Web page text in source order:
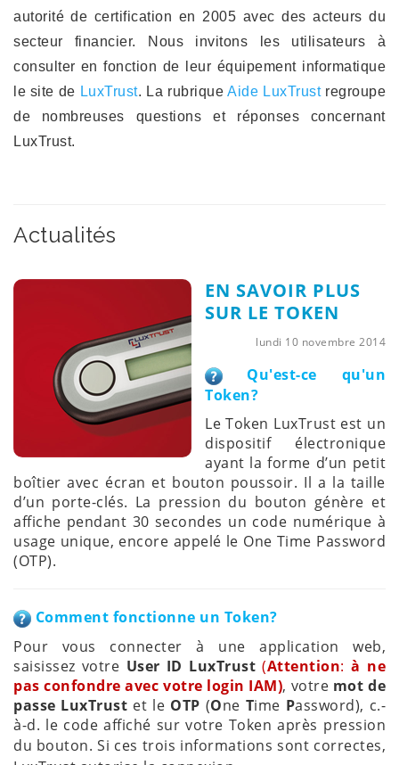
autorité de certification en 2005 avec des acteurs du
secteur financier. Nous invitons les utilisateurs à
consulter en fonction de leur équipement informatique
le site de LuxTrust. La rubriqueAide LuxTrustregroupe
de nombreuses questions et réponses concernant
LuxTrust.
Actualités
EN SAVOIR PLUS
SUR LE TOKEN
lundi 10 novembre 2014
Qu'est-ce qu'un
Token?
Le Token LuxTrust est un
dispositif électronique
ayant la forme d’un petit
boîtier avec écran et bouton poussoir. Il a la taille
d’un porte-clés. La pression du bouton génère et
affiche pendant 30 secondes un code numérique à
usage unique, encore appelé le One Time Password
(OTP).
Comment fonctionne un Token?
Pour vous connecter à une application web,
saisissez votre User ID LuxTrust(Attention:à ne
pas confondre avec votre login IAM), votre mot de
passe LuxTrust et le OTP (One Time Password), c.-
à-d. le code affiché sur votre Token après pression
du bouton.Si ces trois informations sont correctes,